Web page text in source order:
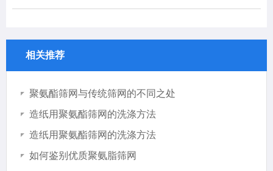
相关推荐
聚氨酯筛网与传统筛网的不同之处
造纸用聚氨酯筛网的洗涤方法
造纸用聚氨酯筛网的洗涤方法
如何鉴别优质聚氨脂筛网